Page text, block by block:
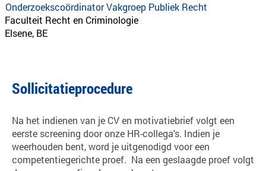
Onderzoekscoördinator Vakgroep Publiek Recht
Faculteit Recht en Criminologie
Elsene, BE
Sollicitatieprocedure
Na het indienen van je CV en motivatiebrief volgt een
eerste screening door onze HR-collega's. Indien je
weerhouden bent, word je uitgenodigd voor een
competentiegerichte proef. Na een geslaagde proef volgt